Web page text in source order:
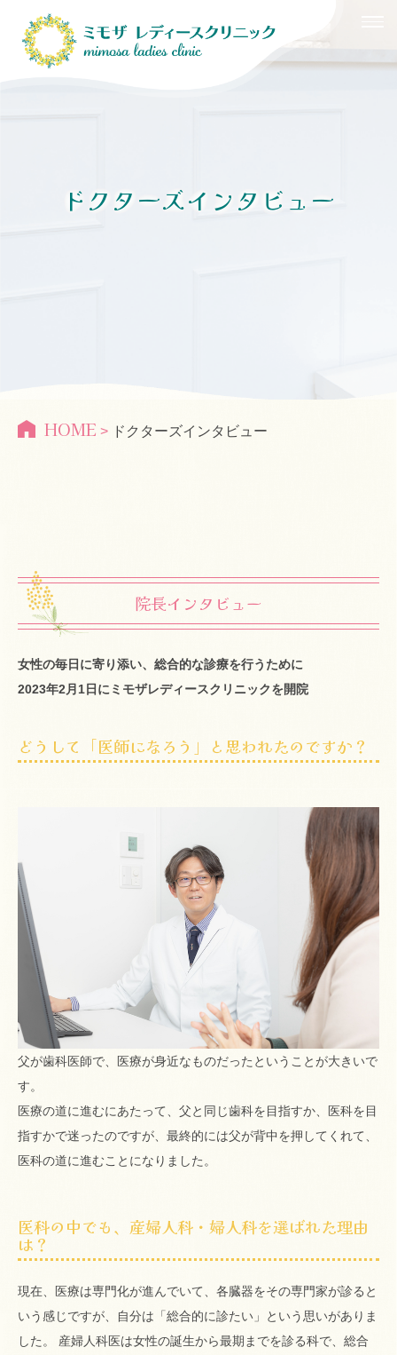
HOME
ドクターズインタビュー
HOME > ドクターズインタビュー
院長インタビュー
女性の毎日に寄り添い、総合的な診療を行うために
2023年2月1日にミモザレディースクリニックを開院
どうして「医師になろう」と思われたのですか？
父が歯科医師で、医療が身近なものだったということが大きいで
す。
医療の道に進むにあたって、父と同じ歯科を目指すか、医科を目
指すかで迷ったのですが、最終的には父が背中を押してくれて、
医科の道に進むことになりました。
医科の中でも、産婦人科・婦人科を選ばれた理由
は？
現在、医療は専門化が進んでいて、各臓器をその専門家が診ると
いう感じですが、自分は「総合的に診たい」という思いがありま
した。 産婦人科医は女性の誕生から最期までを診る科で、総合